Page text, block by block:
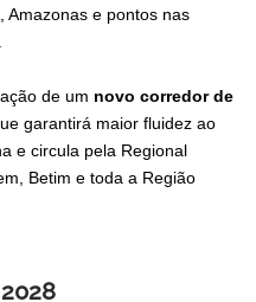
Amazonas e pontos nas
de um novo corredor de
garantirá maior fluidez ao
e circula pela Regional
Betim e toda a Região